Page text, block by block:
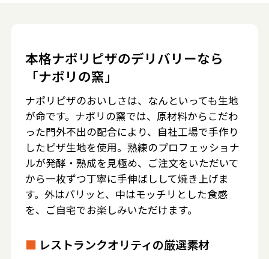
本格ナポリピザのデリバリーなら
「ナポリの窯」
ナポリピザのおいしさは、なんといっても生地
が命です。ナポリの窯では、原材料からこだわ
った門外不出の配合により、自社工場で手作り
したピザ生地を使用。熟練のプロフェッショナ
ルが発酵・熟成を見極め、ご注文をいただいて
から一枚ずつ丁寧に手伸ばしして焼き上げま
す。外はパリッと、中はモッチリとした食感
を、ご自宅でお楽しみいただけます。
■ レストランクオリティの厳選素材